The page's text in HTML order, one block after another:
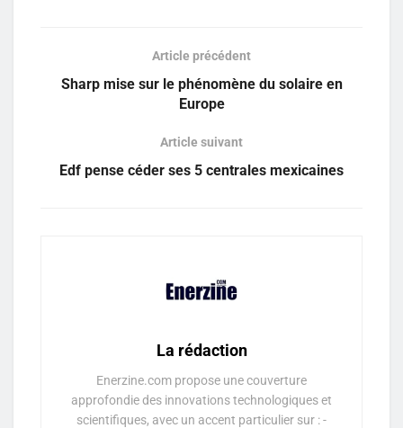
Article précédent
Sharp mise sur le phénomène du solaire en
Europe
Article suivant
Edf pense céder ses 5 centrales mexicaines
La rédaction
Enerzine.com propose une couverture
approfondie des innovations technologiques et
scientifiques, avec un accent particulier sur : -